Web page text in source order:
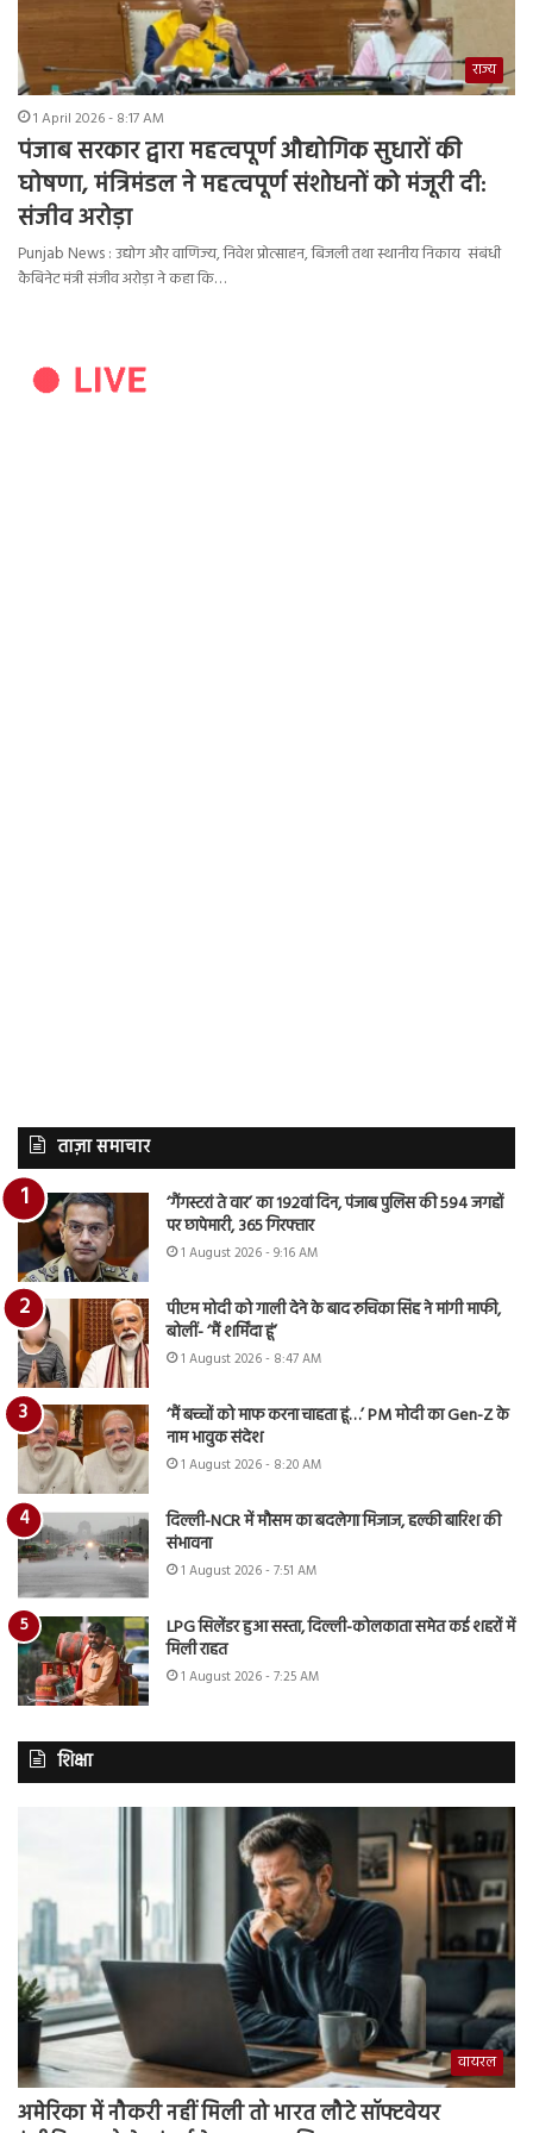
राज्य
1 April 2026 - 8:17 AM
पंजाब सरकार द्वारा महत्वपूर्ण औद्योगिक सुधारों की
घोषणा, मंत्रिमंडल ने महत्वपूर्ण संशोधनों को मंजूरी दी:
संजीव अरोड़ा
Punjab News : उद्योग और वाणिज्य, निवेश प्रोत्साहन, बिजली तथा स्थानीय निकाय संबंधी
कैबिनेट मंत्री संजीव अरोड़ा ने कहा कि…
ताज़ा समाचार
‘गैंगस्टरां ते वार’ का 192वां दिन, पंजाब पुलिस की 594 जगहों
पर छापेमारी, 365 गिरफ्तार
1 August 2026 - 9:16 AM
पीएम मोदी को गाली देने के बाद रुचिका सिंह ने मांगी माफी,
बोलीं- ‘मैं शर्मिंदा हूं’
1 August 2026 - 8:47 AM
‘मैं बच्चों को माफ करना चाहता हूं…’ PM मोदी का Gen-Z के
नाम भावुक संदेश
1 August 2026 - 8:20 AM
दिल्ली-NCR में मौसम का बदलेगा मिजाज, हल्की बारिश की
संभावना
1 August 2026 - 7:51 AM
LPG सिलेंडर हुआ सस्ता, दिल्ली-कोलकाता समेत कई शहरों में
मिली राहत
1 August 2026 - 7:25 AM
शिक्षा
वायरल
अमेरिका में नौकरी नहीं मिली तो भारत लौटे सॉफ्टवेयर